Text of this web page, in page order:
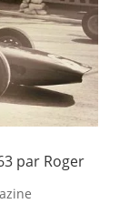
par Roger